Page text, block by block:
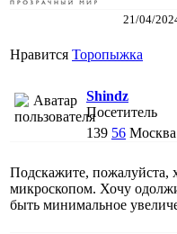
21/04/
Нравится Торопыжка
Shindz
Посетитель
139 56 Москва
Подскажите, пожалуйста,
микроскопом. Хочу
быть минимальное